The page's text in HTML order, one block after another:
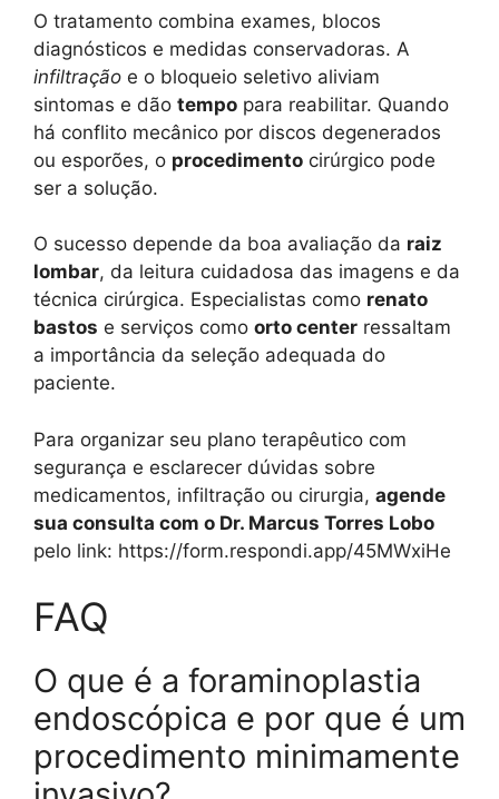
O tratamento combina exames, blocos
diagnósticos e medidas conservadoras. A
infiltração e o bloqueio seletivo aliviam
sintomas e dão tempo para reabilitar. Quando
há conflito mecânico por discos degenerados
ou esporões, o procedimento cirúrgico pode
ser a solução.
O sucesso depende da boa avaliação da raiz
lombar, da leitura cuidadosa das imagens e da
técnica cirúrgica. Especialistas como renato
bastos e serviços como orto center ressaltam
a importância da seleção adequada do
paciente.
Para organizar seu plano terapêutico com
segurança e esclarecer dúvidas sobre
medicamentos, infiltração ou cirurgia, agende
sua consulta com o Dr. Marcus Torres Lobo
pelo link: https://form.respondi.app/45MWxiHe
FAQ
O que é a foraminoplastia
endoscópica e por que é um
procedimento minimamente